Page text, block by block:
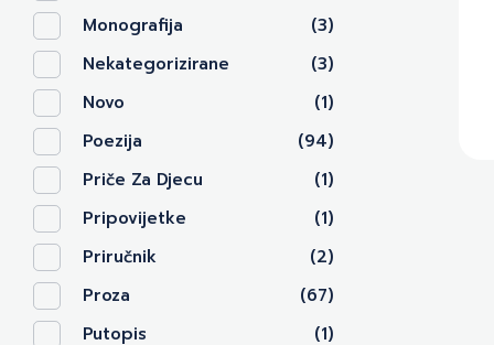
Monografija
(3)
Nekategorizirane
(3)
Novo
(1)
Poezija
(94)
Priče Za Djecu
(1)
Pripovijetke
(1)
Priručnik
(2)
Proza
(67)
Putopis
(1)